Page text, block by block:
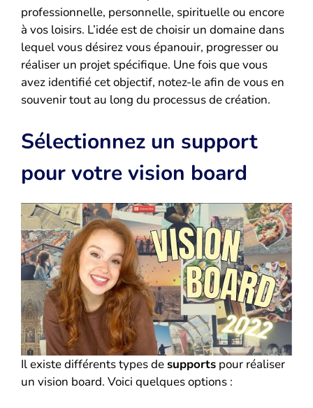
professionnelle, personnelle, spirituelle ou encore
à vos loisirs. L’idée est de choisir un domaine dans
lequel vous désirez vous épanouir, progresser ou
réaliser un projet spécifique. Une fois que vous
avez identifié cet objectif, notez-le afin de vous en
souvenir tout au long du processus de création.
Sélectionnez un support
pour votre vision board
Il existe différents types desupports pour réaliser
un vision board. Voici quelques options :